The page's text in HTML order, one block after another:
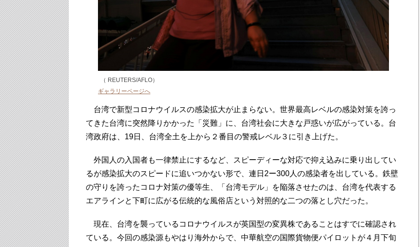
（ REUTERS/AFLO）
ギャラリーページへ
台湾で新型コロナウイルスの感染拡大が止まらない。世界最高レベルの感染対策を誇っ
てきた台湾に突然降りかかった「災難」に、台湾社会に大きな戸惑いが広がっている。台
湾政府は、19日、台湾全土を上から２番目の警戒レベル３に引き上げた。
外国人の入国者も一律禁止にするなど、スピーディーな対応で抑え込みに乗り出してい
るが感染拡大のスピードに追いつかない形で、連日2ー300人の感染者を出している。鉄壁
の守りを誇ったコロナ対策の優等生、「台湾モデル」を陥落させたのは、台湾を代表する
エアラインと下町に広がる伝統的な風俗店という対照的な二つの落とし穴だった。
現在、台湾を襲っているコロナウイルスが英国型の変異株であることはすでに確認され
ている。今回の感染源もやはり海外からで、中華航空の国際貨物便パイロットが４月下旬